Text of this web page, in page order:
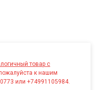
товар с
к нашим
или +74991105984.